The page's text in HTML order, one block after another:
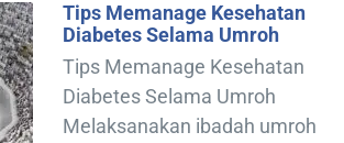
Tips Memanage Kesehatan
Diabetes Selama Umroh
Tips Memanage Kesehatan
Diabetes Selama Umroh
Melaksanakan ibadah umroh